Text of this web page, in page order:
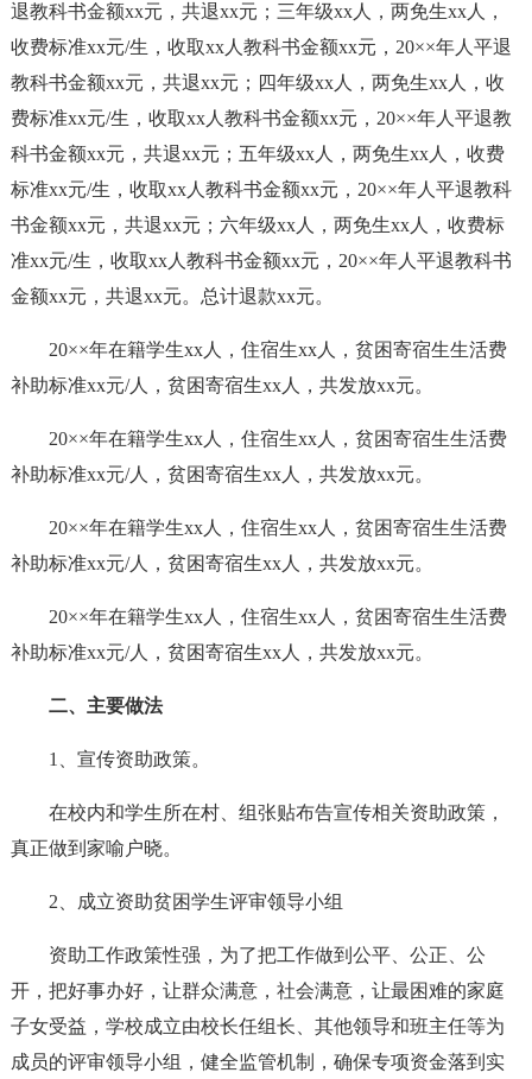
退教科书金额xx元，共退xx元；三年级xx人，两免生xx人，
收费标准xx元/生，收取xx人教科书金额xx元，20××年人平退
教科书金额xx元，共退xx元；四年级xx人，两免生xx人，收
费标准xx元/生，收取xx人教科书金额xx元，20××年人平退教
科书金额xx元，共退xx元；五年级xx人，两免生xx人，收费
标准xx元/生，收取xx人教科书金额xx元，20××年人平退教科
书金额xx元，共退xx元；六年级xx人，两免生xx人，收费标
准xx元/生，收取xx人教科书金额xx元，20××年人平退教科书
金额xx元，共退xx元。总计退款xx元。
20××年在籍学生xx人，住宿生xx人，贫困寄宿生生活费
补助标准xx元/人，贫困寄宿生xx人，共发放xx元。
20××年在籍学生xx人，住宿生xx人，贫困寄宿生生活费
补助标准xx元/人，贫困寄宿生xx人，共发放xx元。
20××年在籍学生xx人，住宿生xx人，贫困寄宿生生活费
补助标准xx元/人，贫困寄宿生xx人，共发放xx元。
20××年在籍学生xx人，住宿生xx人，贫困寄宿生生活费
补助标准xx元/人，贫困寄宿生xx人，共发放xx元。
二、主要做法
1、宣传资助政策。
在校内和学生所在村、组张贴布告宣传相关资助政策，
真正做到家喻户晓。
2、成立资助贫困学生评审领导小组
资助工作政策性强，为了把工作做到公平、公正、公
开，把好事办好，让群众满意，社会满意，让最困难的家庭
子女受益，学校成立由校长任组长、其他领导和班主任等为
成员的评审领导小组，健全监管机制，确保专项资金落到实